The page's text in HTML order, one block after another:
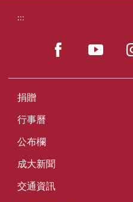
:::
捐贈
行事曆
公布欄
成大新聞
交通資訊